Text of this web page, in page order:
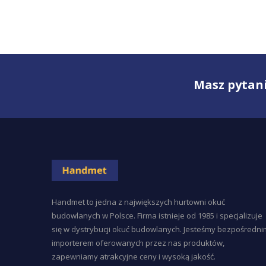
Masz
Handmet to jedna z największych hurtowni okuć
budowlanych w Polsce. Firma istnieje od 1985 i specjalizuje
się w dystrybucji okuć budowlanych. Jesteśmy
importerem oferowanych przez nas produktów,
zapewniamy atrakcyjne ceny i wysoką jakość.